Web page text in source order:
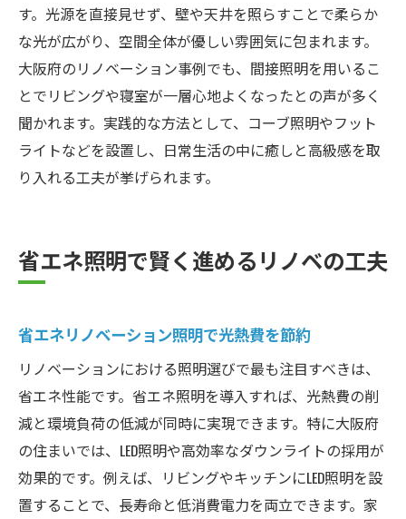
す。光源を直接見せず、壁や天井を照らすことで柔らか
な光が広がり、空間全体が優しい雰囲気に包まれます。
大阪府のリノベーション事例でも、間接照明を用いるこ
とでリビングや寝室が一層心地よくなったとの声が多く
聞かれます。実践的な方法として、コーブ照明やフット
ライトなどを設置し、日常生活の中に癒しと高級感を取
り入れる工夫が挙げられます。
省エネ照明で賢く進めるリノベの工夫
省エネリノベーション照明で光熱費を節約
リノベーションにおける照明選びで最も注目すべきは、
省エネ性能です。省エネ照明を導入すれば、光熱費の削
減と環境負荷の低減が同時に実現できます。特に大阪府
の住まいでは、LED照明や高効率なダウンライトの採用が
効果的です。例えば、リビングやキッチンにLED照明を設
置することで、長寿命と低消費電力を両立できます。家